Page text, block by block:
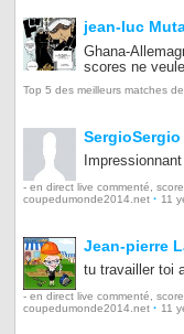
jean-luc
Ghana-
scores ne
Top 5 des meilleurs matches
SergioSergio
- en direct live commenté,
coupedumonde2014.net · 11
Jean-pierre
tu travailler toi
- en direct live commenté,
coupedumonde2014.net · 11